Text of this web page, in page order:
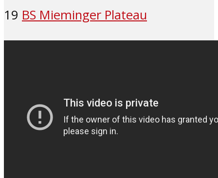
19 BS Mieminger Plateau